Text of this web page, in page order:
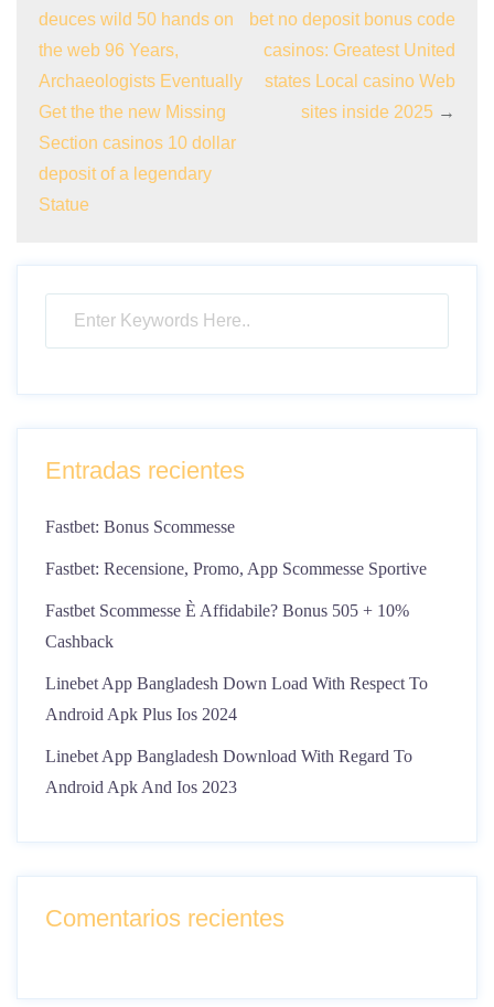
deuces wild 50 hands on
the web 96 Years,
Archaeologists Eventually
Get the the new Missing
Section casinos 10 dollar
deposit of a legendary
Statue
bet no deposit bonus code
casinos: Greatest United
states Local casino Web
sites inside 2025 →
Entradas recientes
Fastbet: Bonus Scommesse
Fastbet: Recensione, Promo, App Scommesse Sportive
Fastbet Scommesse È Affidabile? Bonus 505 + 10%
Cashback
Linebet App Bangladesh Down Load With Respect To
Android Apk Plus Ios 2024
Linebet App Bangladesh Download With Regard To
Android Apk And Ios 2023
Comentarios recientes